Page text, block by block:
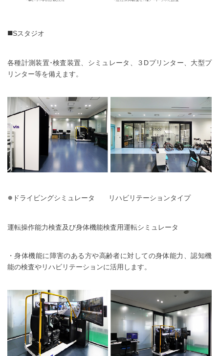
■Sスタジオ
各種計測装置･検査装置、シミュレータ、３Dプリンター、大型プ
リンター等を備えます。
● ドライビングシミュレータ リハビリテーションタイプ
運転操作能力検査及び身体機能検査用運転シミュレータ
・身体機能に障害のある方や高齢者に対しての身体能力、認知機
能の検査やリハビリテーションに活用します。